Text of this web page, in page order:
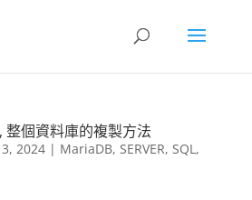
整個資料庫的複製方法
2024| MariaDB, SERVER, SQL,